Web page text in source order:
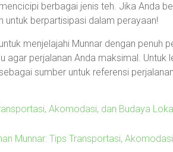
berbagai jenis teh. Jika Anda
untuk berpartisipasi dalam perayaan!
menjelajahi Munnar dengan penuh
agar perjalanan Anda maksimal. Untuk
sebagai sumber untuk referensi
Akomodasi, dan Budaya
Munnar: Tips Transportasi,